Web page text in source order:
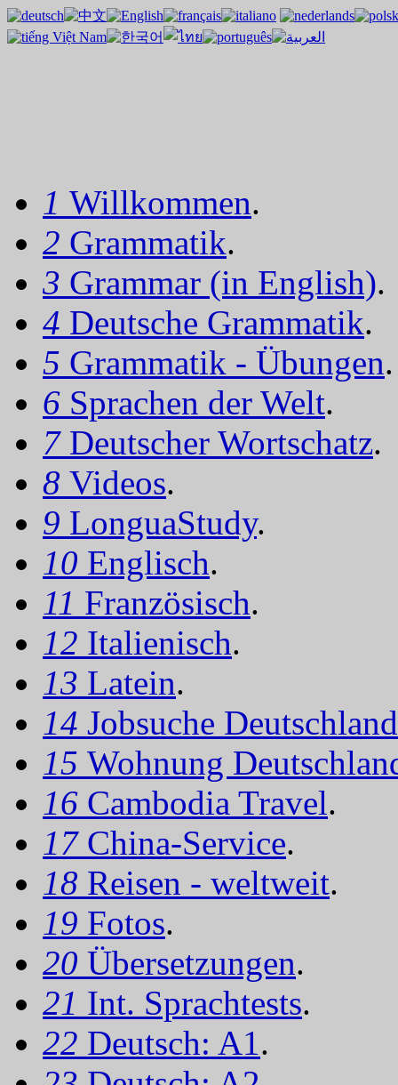
1 Willkommen.
2 Grammatik.
3 Grammar (in English).
4 Deutsche Grammatik.
5 Grammatik - Übungen.
6 Sprachen der Welt.
7 Deutscher Wortschatz.
8 Videos.
9 LonguaStudy.
10 Englisch.
11 Französisch.
12 Italienisch.
13 Latein.
14 Jobsuche Deutschland
15 Wohnung
16 Cambodia Travel.
17 China-Service.
18 Reisen - weltweit.
19 Fotos.
20 Übersetzungen.
21 Int. Sprachtests.
22 Deutsch: A1.